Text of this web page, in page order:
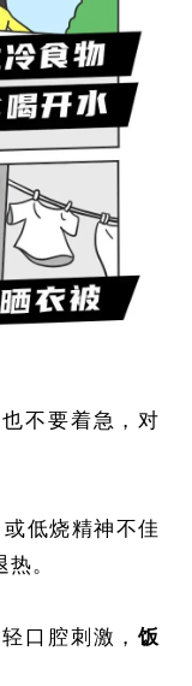
不要着急，对
低烧精神不佳
。
轻口腔刺激，饭